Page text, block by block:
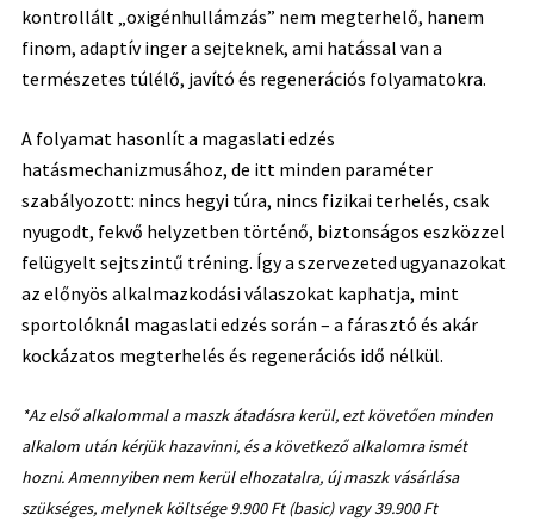
kontrollált „oxigénhullámzás” nem megterhelő, hanem
finom, adaptív inger a sejteknek, ami hatással van a
természetes túlélő, javító és regenerációs folyamatokra.
A folyamat hasonlít a magaslati edzés
hatásmechanizmusához, de itt minden paraméter
szabályozott: nincs hegyi túra, nincs fizikai terhelés, csak
nyugodt, fekvő helyzetben történő, biztonságos eszközzel
felügyelt sejtszintű tréning. Így a szervezeted ugyanazokat
az előnyös alkalmazkodási válaszokat kaphatja, mint
sportolóknál magaslati edzés során – a fárasztó és akár
kockázatos megterhelés és regenerációs idő nélkül.
*Az első alkalommal a maszk átadásra kerül, ezt követően minden
alkalom után kérjük hazavinni, és a következő alkalomra ismét
hozni. Amennyiben nem kerül elhozatalra, új maszk vásárlása
szükséges, melynek költsége 9.900 Ft (basic) vagy 39.900 Ft